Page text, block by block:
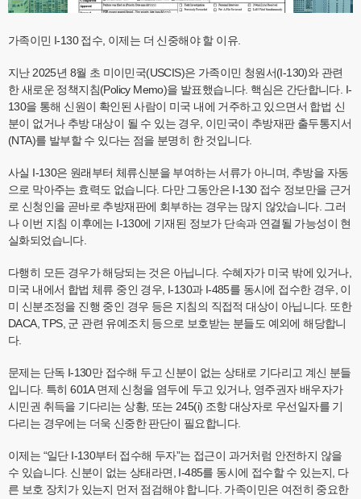
가족이민 I-130 접수, 이제는 더 신중해야 할 이유.
지난 2025년 8월 초 미이민국(USCIS)은 가족이민 청원서(I-130)와 관련
한 새로운 정책지침(Policy Memo)을 발표했습니다. 핵심은 간단합니다. I-
130을 통해 신원이 확인된 사람이 미국 내에 거주하고 있으면서 합법 신
분이 없거나 추방 대상이 될 수 있는 경우, 이민국이 추방재판 출두통지서
(NTA)를 발부할 수 있다는 점을 분명히 한 것입니다.
사실 I-130은 원래부터 체류신분을 부여하는 서류가 아니며, 추방을 자동
으로 막아주는 효력도 없습니다. 다만 그동안은 I-130 접수 정보만을 근거
로 신청인을 곧바로 추방재판에 회부하는 경우는 많지 않았습니다. 그러
나 이번 지침 이후에는 I-130에 기재된 정보가 단속과 연결될 가능성이 현
실화되었습니다.
다행히 모든 경우가 해당되는 것은 아닙니다. 수혜자가 미국 밖에 있거나,
미국 내에서 합법 체류 중인 경우, I-130과 I-485를 동시에 접수한 경우, 이
미 신분조정을 진행 중인 경우 등은 지침의 직접적 대상이 아닙니다. 또한
DACA, TPS, 군 관련 유예조치 등으로 보호받는 분들도 예외에 해당합니
다.
문제는 단독 I-130만 접수해 두고 신분이 없는 상태로 기다리고 계신 분들
입니다. 특히 601A 면제 신청을 염두에 두고 있거나, 영주권자 배우자가
시민권 취득을 기다리는 상황, 또는 245(i) 조항 대상자로 우선일자를 기
다리는 경우에는 더욱 신중한 판단이 필요합니다.
이제는 “일단 I-130부터 접수해 두자”는 접근이 과거처럼 안전하지 않을
수 있습니다. 신분이 없는 상태라면, I-485를 동시에 접수할 수 있는지, 다
른 보호 장치가 있는지 먼저 점검해야 합니다. 가족이민은 여전히 중요한